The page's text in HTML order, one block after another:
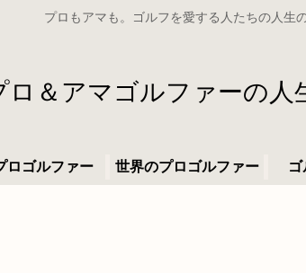
プロもアマも。ゴルフを愛する人たちの人生
ロ＆アマゴルファーの人
ロゴルファー 世界のプロゴルファー